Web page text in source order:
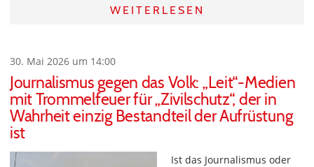
WEITERLESEN
30. Mai 2026 um 14:00
Journalismus gegen das Volk: „Leit“-Medien
mit Trommelfeuer für „Zivilschutz“, der in
Wahrheit einzig Bestandteil der Aufrüstung
ist
Ist das Journalismus oder